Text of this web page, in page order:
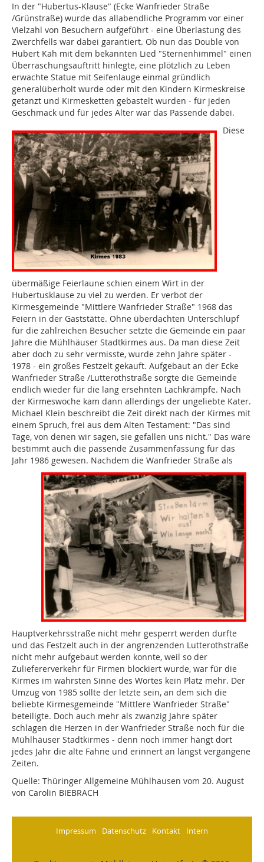
In der "Hubertus-Klause" (Ecke Wanfrieder Straße
/Grünstraße) wurde das allabendliche Programm vor einer
Vielzahl von Besuchern aufgeführt - eine Überlastung des
Zwerchfells war dabei garantiert. Ob nun das Double von
Hubert Kah mit dem bekannten Lied "Sternenhimmel" einen
Überraschungsauftritt hinlegte, eine plötzlich zu Leben
erwachte Statue mit Seifenlauge einmal gründlich
generalüberholt wurde oder mit den Kindern Kirmeskreise
getanzt und Kirmesketten gebastelt wurden - für jeden
Geschmack und für jedes Alter war das Passende dabei.
Diese
übermäßige Feierlaune schien einem Wirt in der
Hubertusklause zu viel zu werden. Er verbot der
Kirmesgemeinde "Mittlere Wanfrieder Straße" 1968 das
Feiern in der Gaststätte. Ohne überdachten Unterschlupf
für die zahlreichen Besucher setzte die Gemeinde ein paar
Jahre die Mühlhäuser Stadtkirmes aus. Da man diese Zeit
aber doch zu sehr vermisste, wurde zehn Jahre später -
1978 - ein großes Festzelt gekauft. Aufgebaut an der Ecke
Wanfrieder Straße /Lutterothstraße sorgte die Gemeinde
endlich wieder für die lang ersehnten Lachkrämpfe. Nach
der Kirmeswoche kam dann allerdings der ungeliebte Kater.
Michael Klein beschreibt die Zeit direkt nach der Kirmes mit
einem Spruch, frei aus dem Alten Testament: "Das sind
Tage, von denen wir sagen, sie gefallen uns nicht." Das wäre
bestimmt auch die passende Zusammenfassung für das
Jahr 1986 gewesen. Nachdem die Wanfrieder Straße als
Hauptverkehrsstraße nicht mehr gesperrt werden durfte
und das Festzelt auch in der angrenzenden Lutterothstraße
nicht mehr aufgebaut werden konnte, weil so der
Zuliefererverkehr für Firmen blockiert wurde, war für die
Kirmes im wahrsten Sinne des Wortes kein Platz mehr. Der
Umzug von 1985 sollte der letzte sein, an dem sich die
beliebte Kirmesgemeinde "Mittlere Wanfrieder Straße"
beteiligte. Doch auch mehr als zwanzig Jahre später
schlagen die Herzen in der Wanfrieder Straße noch für die
Mühlhäuser Stadtkirmes - denn noch immer hängt dort
jedes Jahr die alte Fahne und erinnert an längst vergangene
Zeiten.
Quelle: Thüringer Allgemeine Mühlhausen vom 20. August
von Carolin BIEBRACH
Impressum Datenschutz Kontakt Intern